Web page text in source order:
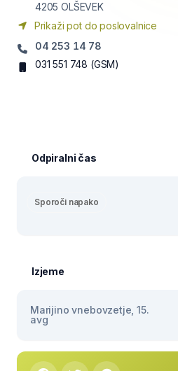
4205 OLŠEVEK
Prikaži pot do poslovalnice
04 253 14 78
031 551 748 (GSM)
Odpiralni čas
Sporoči napako
Izjeme
Marijino vnebovzetje, 15.
avg